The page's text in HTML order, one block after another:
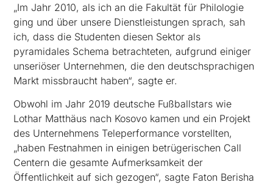
„Im Jahr 2010, als ich an die Fakultät für Philologie
ging und über unsere Dienstleistungen sprach, sah
ich, dass die Studenten diesen Sektor als
pyramidales Schema betrachteten, aufgrund einiger
unseriöser Unternehmen, die den deutschsprachigen
Markt missbraucht haben“, sagte er.
Obwohl im Jahr 2019 deutsche Fußballstars wie
Lothar Matthäus nach Kosovo kamen und ein Projekt
des Unternehmens Teleperformance vorstellten,
„haben Festnahmen in einigen betrügerischen Call
Centern die gesamte Aufmerksamkeit der
Öffentlichkeit auf sich gezogen“, sagte Faton Berisha